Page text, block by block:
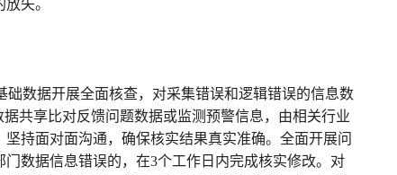
矢。
数据开展全面核查，对采集错误和逻辑错误的信息数
共享比对反馈问题数据或监测预警信息，由相关行业
持面对面沟通，确保核实结果真实准确。全面开展问
数据信息错误的，在3个工作日内完成核实修改。对